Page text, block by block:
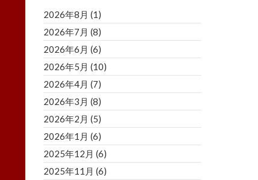
2026年8月 (1)
2026年7月 (8)
2026年6月 (6)
2026年5月 (10)
2026年4月 (7)
2026年3月 (8)
2026年2月 (5)
2026年1月 (6)
2025年12月 (6)
2025年11月 (6)